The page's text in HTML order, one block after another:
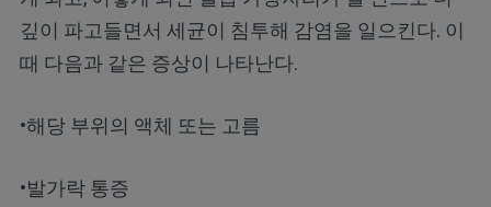
깊이 파고들면서 세균이 침투해 감염을 일으킨다. 이
때 다음과 같은 증상이 나타난다.
•해당 부위의 액체 또는 고름
•발가락 통증